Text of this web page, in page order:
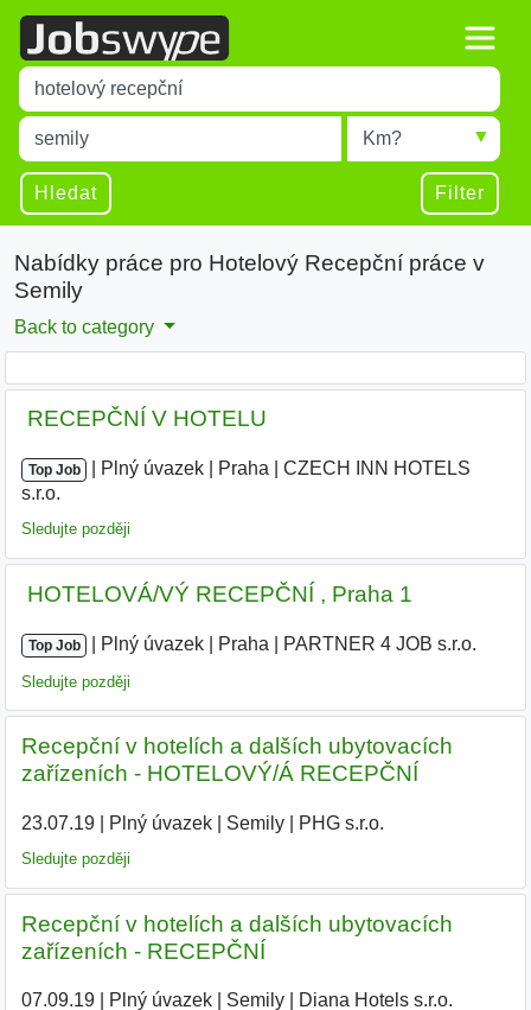
Title
Type 1 or more characters for results.
Místo
Type 1 or more characters for results.
Radius
Hledat Filter
Nabídky práce pro Hotelový Recepční práce v
Semily
Back to category
️ RECEPČNÍ V HOTELU
Top Job Plný úvazek Praha
CZECH INN HOTELS
s.r.o.
Sledujte později
️ HOTELOVÁ/VÝ RECEPČNÍ , Praha 1
Top Job Plný úvazek Praha PARTNER 4 JOB s.r.o.
Sledujte později
Recepční v hotelích a dalších ubytovacích
zařízeních - HOTELOVÝ/Á RECEPČNÍ
23.07.19| Plný úvazek| Semily| PHG s.r.o.
Sledujte později
Recepční v hotelích a dalších ubytovacích
zařízeních - RECEPČNÍ
07.09.19| Plný úvazek| Semily| Diana Hotels s.r.o.